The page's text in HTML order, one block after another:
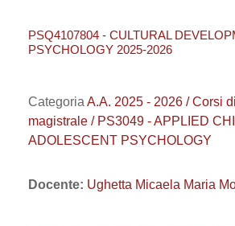
PSQ4107804 - CULTURAL
PSYCHOLOGY 2025-2026
Categoria A.A. 2025 - 2026 / Corsi
magistrale / PS3049 - APPLIED
ADOLESCENT PSYCHOLOGY
Docente: Ughetta Micaela Maria